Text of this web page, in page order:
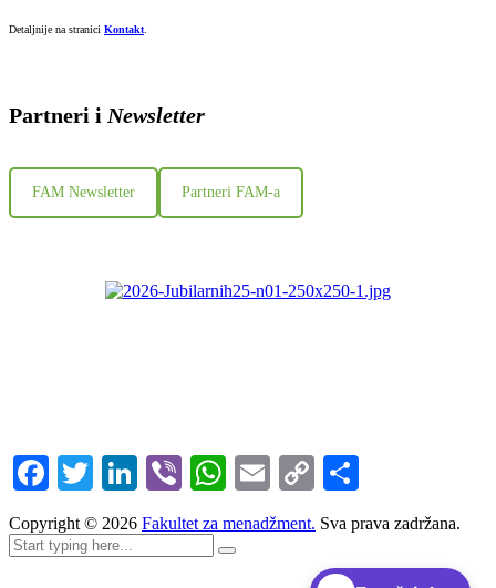
Detaljnije na stranici Kontakt
Partneri i Newsletter
FAM Newsletter Partneri FAM-a
Facebook
TwitterLinkedIn
ViberWhatsApp
EmailCopy
Link
Copyright © 2026 Fakultet za menadžment. Sva prava zadržana.